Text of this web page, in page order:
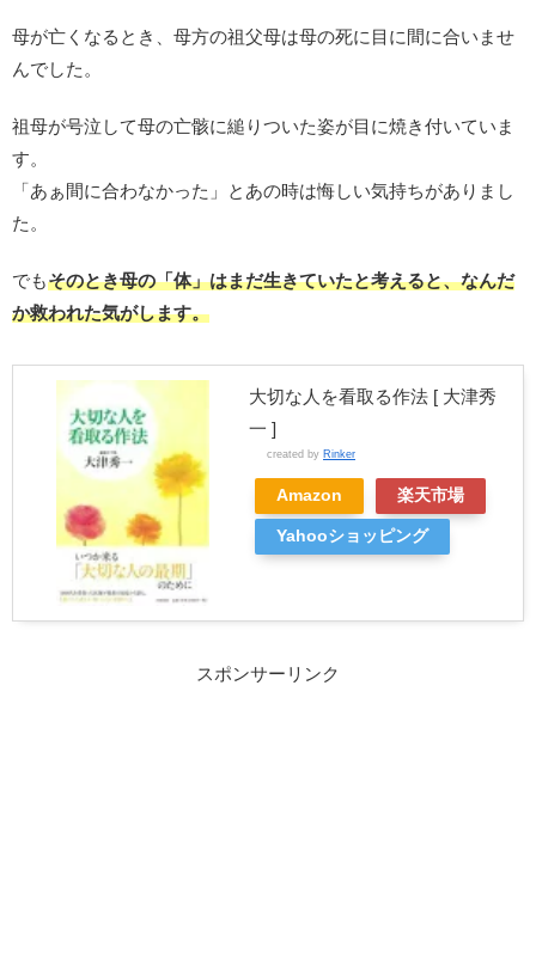
母が亡くなるとき、母方の祖父母は母の死に目に間に合いませ
んでした。
祖母が号泣して母の亡骸に縋りついた姿が目に焼き付いていま
す。
「あぁ間に合わなかった」とあの時は悔しい気持ちがありまし
た。
でもそのとき母の「体」はまだ生きていたと考えると、なんだ
か救われた気がします。
大切な人を看取る作法 [ 大津秀
一 ]
created by Rinker
Amazon 楽天市場
Yahooショッピング
スポンサーリンク